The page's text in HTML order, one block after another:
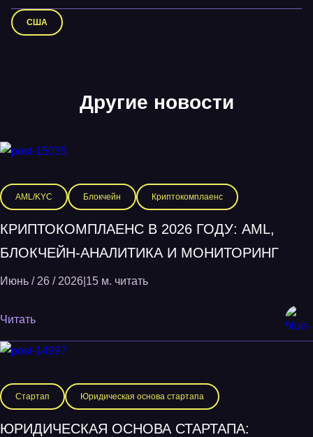
США
Другие новости
AML/KYC Блокчейн Криптокомплаенс
КРИПТОКОМПЛАЕНС В 2026 ГОДУ: AML,
БЛОКЧЕЙН-АНАЛИТИКА И МОНИТОРИНГ
Июнь / 26 / 2026 15 м. читать
Читать
Стартап Юридическая основа стартапа
ЮРИДИЧЕСКАЯ ОСНОВА СТАРТАПА: